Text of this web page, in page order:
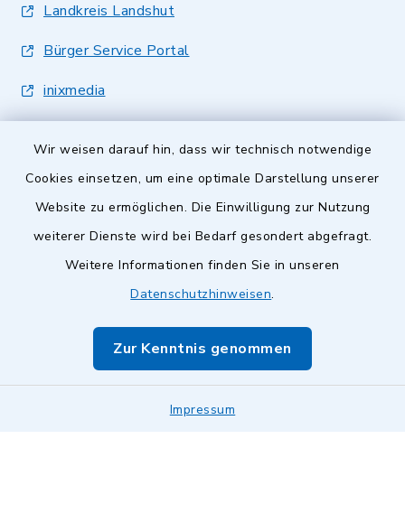
Wir weisen darauf hin, dass wir technisch notwendige
Cookies einsetzen, um eine optimale Darstellung unserer
Website zu ermöglichen. Die Einwilligung zur Nutzung
weiterer Dienste wird bei Bedarf gesondert abgefragt.
Weitere Informationen finden Sie in unseren
Datenschutzhinweisen.
Zur Kenntnis genommen
Impressum
Landkreis Landshut
Bürger Service Portal
inixmedia
Barrierefreiheit
Impressum
Sitemap